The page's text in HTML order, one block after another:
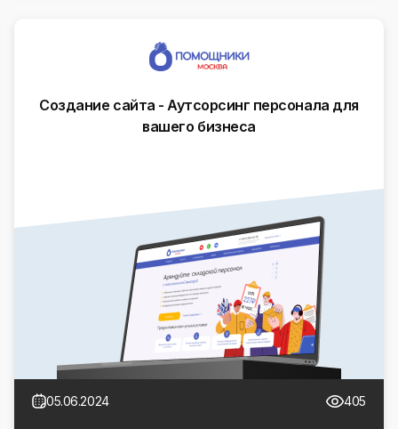
Создание сайта - Аутсорсинг персонала для
вашего бизнеса
05.06.2024 405